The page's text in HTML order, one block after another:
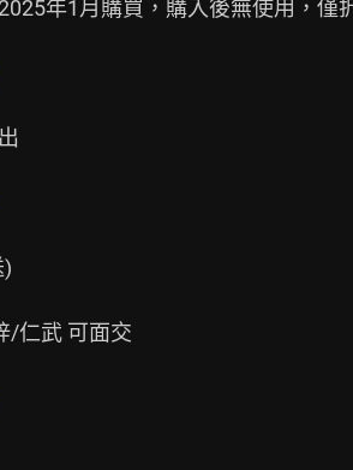
年1月購買，購入後無使用，僅
/仁武 可面交